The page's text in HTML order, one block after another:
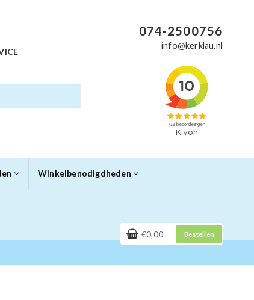
074-2500756
info@kerklau.nl
Winkelbenodigdheden
€0,00 Bestellen